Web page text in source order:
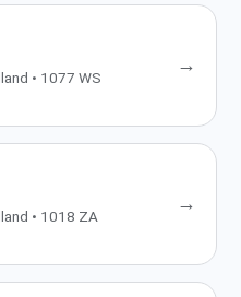
• 1077 WS
→
• 1018 ZA
→